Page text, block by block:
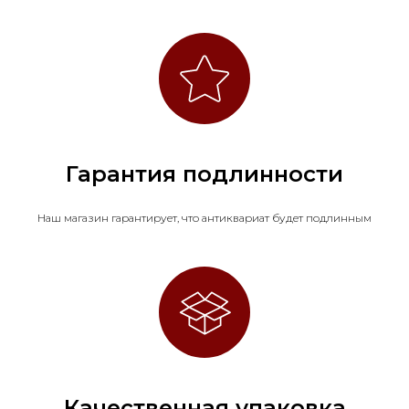
Гарантия подлинности
Наш магазин гарантирует, что антиквариат будет подлинным